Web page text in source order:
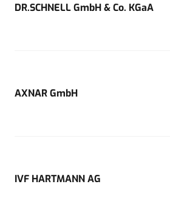
DR.SCHNELL GmbH & Co. KGaA
AXNAR GmbH
IVF HARTMANN AG